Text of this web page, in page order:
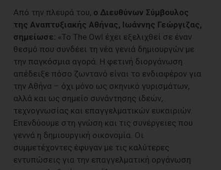
Από την πλευρά του, ο Διευθύνων Σύμβουλος
της Αναπτυξιακής Αθήνας, Ιωάννης Γεώργιζας,
σημείωσε: «Το The Owl έχει εξελιχθεί σε έναν
θεσμό που συνδέει τη νέα γενιά δημιουργών με
την παγκόσμια αγορά. Η φετινή διοργάνωση
απέδειξε πόσο ζωντανό είναι το ενδιαφέρον για
την Αθήνα – όχι μόνο ως σκηνικό γυρισμάτων,
αλλά και ως σημείο συνάντησης ιδεών,
τεχνογνωσίας και επαγγελματικών ευκαιριών.
Επενδύουμε στη γνώση και τις συνέργειες που
γεννά η δημιουργική οικονομία. Οι
συμμετέχοντες έφυγαν με τις καλύτερες
εντυπώσεις για την επαγγελματική οργάνωση